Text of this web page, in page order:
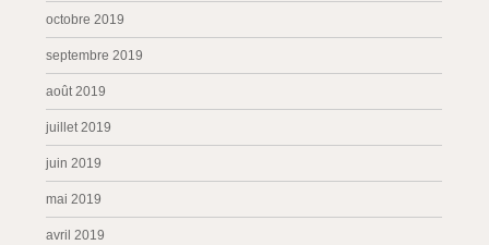
octobre 2019
septembre 2019
août 2019
juillet 2019
juin 2019
mai 2019
avril 2019